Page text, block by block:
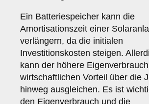
Ein Batteriespeicher kann die
Amortisationszeit einer
verlängern, da die initialen
Investitionskosten steigen.
kann der höhere
wirtschaftlichen Vorteil über die
hinweg ausgleichen. Es ist
den Eigenverbrauch und die